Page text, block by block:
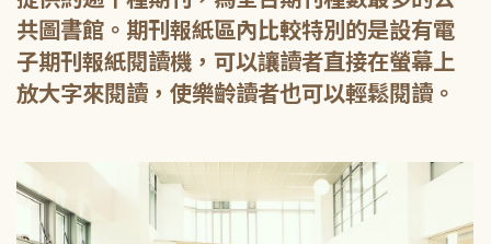
共圖書館。期刊報紙區內比較特別的是設有電
子期刊報紙閱讀機，可以讓讀者直接在螢幕上
放大字來閱讀，使樂齡讀者也可以輕鬆閱讀。